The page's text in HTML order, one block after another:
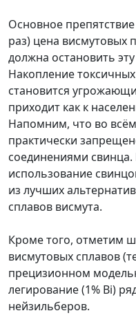
Основное
раз) цена висмутовых
должна остановить
Накопление
становится
приходит как к
Напомним, что во
практически
соединениями
использование
из лучших
сплавов висмута.
Кроме того, отметим
висмутовых сплавов
прецизионном
легирование (1% Bi)
нейзильберов.